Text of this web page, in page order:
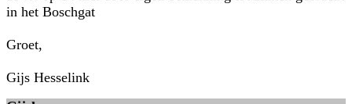
in het Boschgat
Groet,
Gijs Hesselink